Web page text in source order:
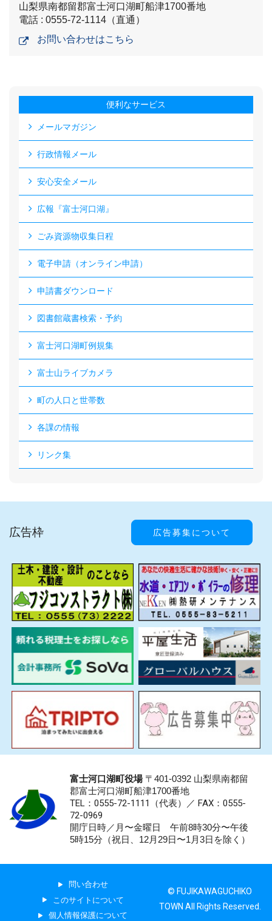
山梨県南都留郡富士河口湖町船津1700番地
電話 : 0555-72-1114（直通）
お問い合わせはこちら
便利なサービス
メールマガジン
行政情報メール
安心安全メール
広報『富士河口湖』
ごみ資源物収集日程
電子申請（オンライン申請）
申請書ダウンロード
図書館蔵書検索・予約
富士河口湖町例規集
富士山ライブカメラ
町の人口と世帯数
各課の情報
リンク集
広告枠 広告募集について
富士河口湖町役場〒401-0392 山梨県南都留
郡富士河口湖町船津1700番地
TEL：0555-72-1111 （代表）／ FAX：0555-
72-0969
開庁日時／月〜金曜日 午前8時30分〜午後
5時15分（祝日、12月29日〜1月3日を除く）
問い合わせ
このサイトについて
個人情報保護について
© FUJIKAWAGUCHIKO
TOWN All Rights Reserved.